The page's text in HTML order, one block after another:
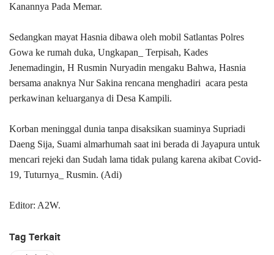
Kanannya Pada Memar.
Sedangkan mayat Hasnia dibawa oleh mobil Satlantas Polres
Gowa ke rumah duka, Ungkapan_ Terpisah, Kades
Jenemadingin, H Rusmin Nuryadin mengaku Bahwa, Hasnia
bersama anaknya Nur Sakina rencana menghadiri acara pesta
perkawinan keluarganya di Desa Kampili.
Korban meninggal dunia tanpa disaksikan suaminya Supriadi
Daeng Sija, Suami almarhumah saat ini berada di Jayapura untuk
mencari rejeki dan Sudah lama tidak pulang karena akibat Covid-
19, Tuturnya_ Rusmin. (Adi)
Editor: A2W.
Tag Terkait